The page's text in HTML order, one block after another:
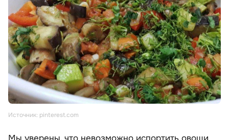
Источник: pinterest.com